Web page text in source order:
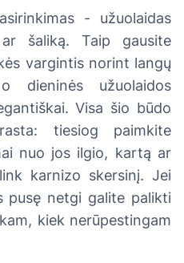
- užuolaidas
šaliką. Taip gausite
vargintis norint langų
dieninės užuolaidos
Visa šio būdo
tiesiog paimkite
nuo jos ilgio, kartą ar
karnizo skersinį. Jei
pusę netgi galite palikti
kiek nerūpestingam